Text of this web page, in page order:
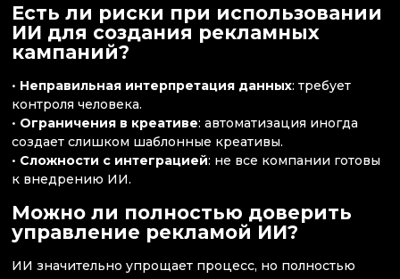
Есть ли риски при использовании
ИИ для создания рекламных
кампаний?
• Неправильная интерпретация данных: требует
контроля человека.
• Ограничения в креативе: автоматизация иногда
создает слишком шаблонные креативы.
• Сложности с интеграцией: не все компании готовы
к внедрению ИИ.
Можно ли полностью доверить
управление рекламой ИИ?
ИИ значительно упрощает процесс, но полностью